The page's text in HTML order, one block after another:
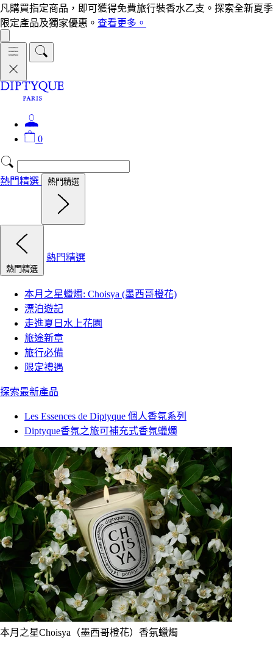
凡購買指定商品，即可獲得免費旅行裝香水乙支。探索全新夏季
限定產品及獨家優惠。 查看更多。
0
熱門精選 熱門精選
熱門精選
熱門精選
本月之星蠟燭: Choisya (墨西哥橙花)
漂泊遊記
走進夏日水上花園
旅途新章
旅行必備
限定禮遇
探索最新產品
Les Essences de Diptyque 個人香氛系列
Diptyque香氛之旅可補充式香氛蠟燭
本月之星Choisya（墨西哥橙花）香氛蠟燭